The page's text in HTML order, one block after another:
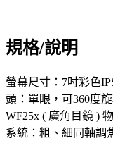
規格/說明
螢幕尺寸：7吋彩色
頭：單眼，可360度
WF25x ( 廣角目鏡 )
系統：粗、細同軸調